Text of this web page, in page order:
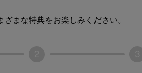
ざまな特典をお楽しみください。